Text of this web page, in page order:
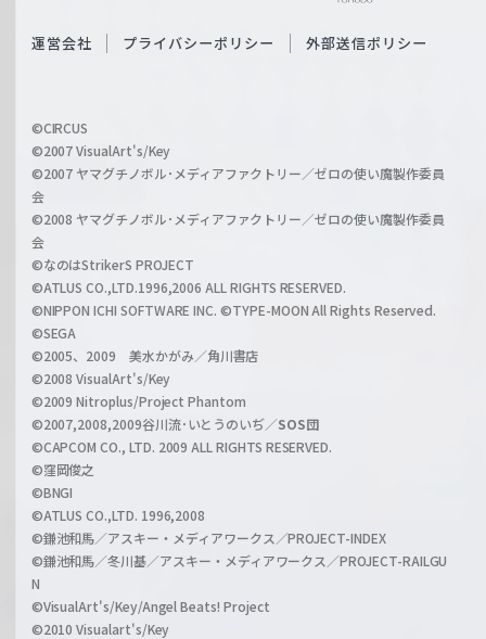
c
a
r
z
O
i
l
h
a
n
l
運営会社 プライバシーポリシー 外部送信ポリシー
©CIRCUS
©2007 VisualArt's/Key
©2007 ヤマグチノボル･メディアファクトリー／ゼロの使い魔製作委員
会
©2008 ヤマグチノボル･メディアファクトリー／ゼロの使い魔製作委員
会
©なのはStrikerS PROJECT
©ATLUS CO.,LTD.1996,2006 ALL RIGHTS RESERVED.
©NIPPON ICHI SOFTWARE INC. ©TYPE-MOON All Rights Reserved.
©SEGA
©2005、2009 美水かがみ／角川書店
©2008 VisualArt's/Key
©2009 Nitroplus/Project Phantom
©2007,2008,2009谷川流･いとうのいぢ／SOS団
©CAPCOM CO., LTD. 2009 ALL RIGHTS RESERVED.
©窪岡俊之
©BNGI
©ATLUS CO.,LTD. 1996,2008
©鎌池和馬／アスキー・メディアワークス／PROJECT-INDEX
©鎌池和馬／冬川基／アスキー・メディアワークス／PROJECT-RAILGU
N
©VisualArt's/Key/Angel Beats! Project
©2010 Visualart's/Key